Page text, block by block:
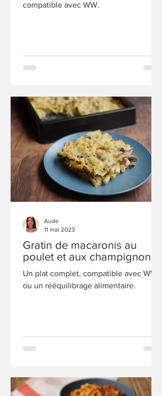
compatible avec WW.
Gratin de macaronis au
poulet et aux champignons
Un plat complet, compatible avec WW
ou un rééquilibrage alimentaire.
Aude
11 mai 2023